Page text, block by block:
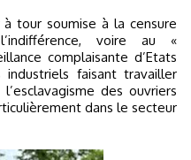
tour soumise à la censure
voire au «
complaisante d’Etats
faisant travailler
des ouvriers
dans le secteur